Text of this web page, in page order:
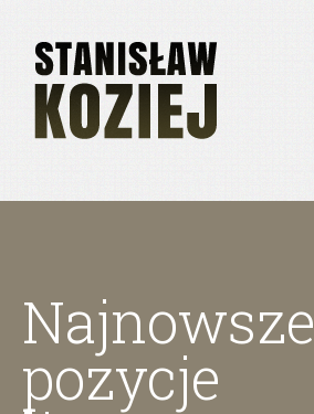
Publikacje
Działalność
Materiały dydaktyczne
Najnowsze
pozycje